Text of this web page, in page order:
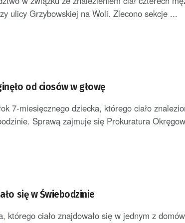
ulicy Grzybowskiej na Woli. Zlecono sekcje ...
od ciosów w głowę
7-miesięcznego dziecka, którego ciało
Sprawą zajmuje się Prokuratura
się w Świebodzinie
którego ciało znajdowało się w jednym z